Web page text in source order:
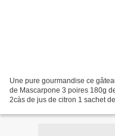
Une pure gourmandise ce
de Mascarpone 3 poires 180g
2càs de jus de citron 1 sachet